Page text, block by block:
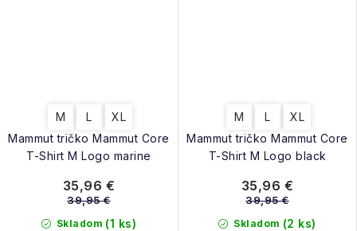
Mammut tričko Mammut Core
T-Shirt M Logo marine
M L XL
Skladom (1 ks)
35,96 €
39,95 €
Mammut tričko Mammut Core
T-Shirt M Logo black
M L XL
Skladom (2 ks)
35,96 €
39,95 €